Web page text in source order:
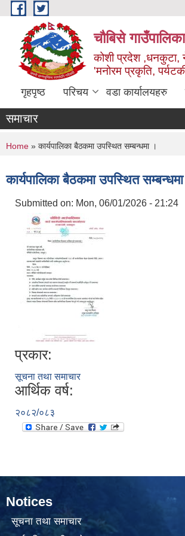
Skip to main content
चौबिसे
कोशी प्रदेश ,धनकुटा,
'मनोरम प्रकृति,
गृहपृष्ठ परिचय वडा कार्यालयहरु
समाचार
You are here
Home » कार्यपालिका बैठकमा उपस्थित सम्बन्धमा ।
कार्यपालिका बैठकमा उपस्थित
Submitted on: Mon, 06/01/2026 - 21:24
प्रकार:
सूचना तथा समाचार
आर्थिक वर्ष:
२०८२/०८३
Notices
सूचना तथा समाचार